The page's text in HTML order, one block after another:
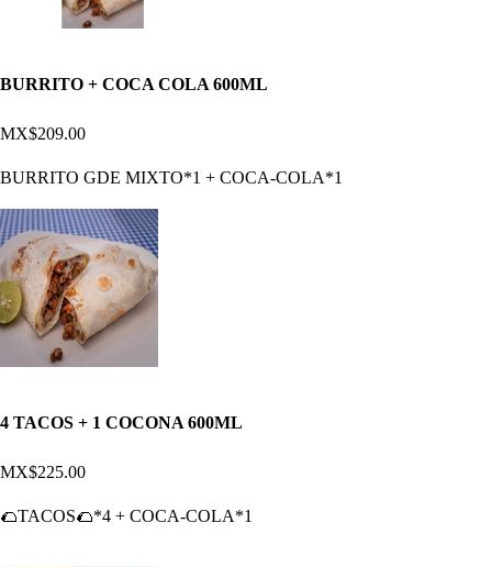
BURRITO + COCA COLA 600ML
MX$209.00
BURRITO GDE MIXTO*1 + COCA-COLA*1
4 TACOS + 1 COCONA 600ML
MX$225.00
🌮TACOS🌮*4 + COCA-COLA*1